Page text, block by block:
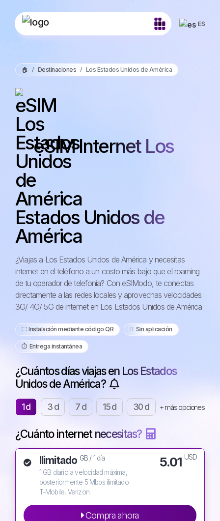
ES
🏠 Destinaciones Los Estados Unidos de América
eSIM Internet Los
Estados Unidos de
América
¿Viajas a Los Estados Unidos de América y necesitas
internet en el teléfono a un costo más bajo que el roaming
de tu operador de telefonía? Con eSIModo, te conectas
directamente a las redes locales y aprovechas velocidades
3G/ 4G/ 5G de internet en Los Estados Unidos de América
⛶️️ Instalación mediante código QR ️ Sin aplicación
⏱️️ Entrega instantánea
¿Cuántos días viajas en Los Estados
Unidos de América?
1 d 3 d 7 d 15 d 30 d + más opciones
¿Cuánto internet necesitas?
Ilimitado GB /1 día
1 GB diario a velocidad máxima,
posteriormente 5 Mbps ilimitado
T-Mobile, Verizon
5.01 USD
Compra ahora